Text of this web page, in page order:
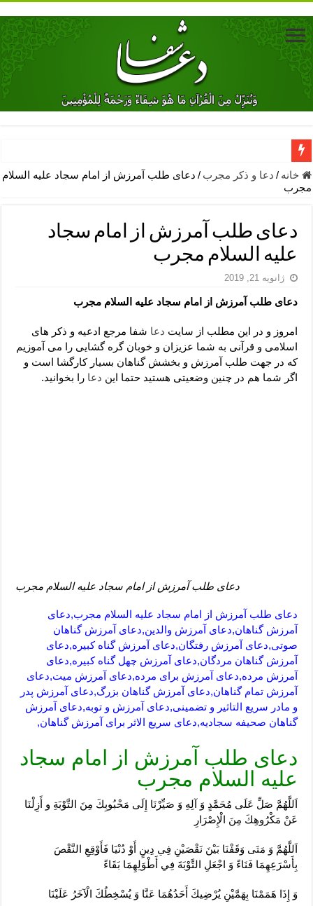
دعای جلب محبت فوری معشوق – دعای جلب محبت شوهر
دعای مشکل گشا برای رفع فقر – ذکرهای روزی‌ بخش
معجزات دعای یا من اظهر الجمیل – دعای یا من اظهر الجمیل برای
مهم ترین اذکار الهی و فضیلت آن ها – ذکر مخصوص مستجاب الدعوه
دعا برای ترس بچه ها در خواب – دعای ترس و بی خوابی کودکان
نماز حاجت برای کار گشایی- دعای رفع مشکلات و طلب حاجت
لا حول ولا قوة الا بالله برای چشم زخم – دعای چشم زخم ماشاالله
دعای قوی رفع ترس – دعای مجرب برای آرامش قلب و رفع اضطراب
دعا برای پولدار شدن در یک روز – دعای ثروت حضرت سلیمان
خانه / دعا و ذکر مجرب / دعای طلب آمرزش از امام سجاد علیه السلام
مجرب
دعای طلب آمرزش از امام سجاد
علیه السلام مجرب
ژانویه 21, 2019
دعای طلب آمرزش از امام سجاد علیه السلام مجرب
امروز و در این مطلب از سایت دعا شفا مرجع ادعیه و ذکر های
اسلامی و قرآنی به شما عزیزان و خوبان گره گشایی را می آموزیم
که در جهت طلب آمرزش و بخشش گناهان بسیار کارگشا است و
اگر شما هم در چنین وضعیتی هستید حتما این دعا را بخوانید.
دعای طلب آمرزش از امام سجاد علیه السلام مجرب
دعای طلب آمرزش از امام سجاد علیه السلام مجرب,دعای
آمرزش گناهان,دعای آمرزش والدین,دعای آمرزش گناهان
صوتی,دعای آمرزش رفتگان,دعای آمرزش گناه کبیره,دعای
آمرزش گناهان مردگان,دعای آمرزش چهل گناه کبیره,دعای
آمرزش مرده,دعای آمرزش برای مرده,دعای آمرزش میت,دعای
آمرزش تمام گناهان,دعای آمرزش گناهان بزرگ,دعای آمرزش پدر
و مادر سریع التاثیر و تضمینی,دعای آمرزش و توبه,دعای آمرزش
گناهان صحیفه سجادیه,دعای سریع الاثر برای آمرزش گناهان,
دعای طلب آمرزش از امام سجاد
علیه السلام مجرب
اَللَّهُمَّ صَلِّ عَلَى مُحَمَّدٍ وَ آلِهِ وَ صَيِّرْنَا إِلَى مَحْبُوبِكَ مِنَ التَّوْبَةِ و أَزِلْنَا
عَنْ مَكْرُوهِكَ مِنَ الْإِصْرَارِ
اَللَّهُمَّ وَ مَتَى وَقَفْنَا بَيْنَ نَقْصَيْنِ فِي دِينٍ أَوْ دُنْيَا فَأَوْقِعِ النَّقْصَ
بِأَسْرَعِهِمَا فَنَاءً وَ اجْعَلِ التَّوْبَةَ فِي أَطْوَلِهِمَا بَقَاءً
وَ إِذَا هَمَمْنَا بِهَمَّيْنِ يُرْضِيكَ أَحَدُهُمَا عَنَّا وَ يُسْخِطُكَ الْآخَرُ عَلَيْنَا